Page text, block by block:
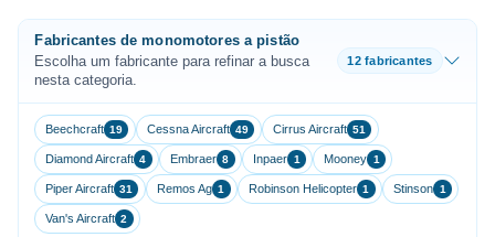
Fabricantes de monomotores a pistão
Escolha um fabricante para refinar a busca
nesta categoria.
12 fabricantes
Beechcraft 19 Cessna Aircraft 49 Cirrus Aircraft 51
Diamond Aircraft 4 Embraer 8 Inpaer 1 Mooney 1
Piper Aircraft 31 Remos Ag 1 Robinson Helicopter 1 Stinson 1
Van's Aircraft 2